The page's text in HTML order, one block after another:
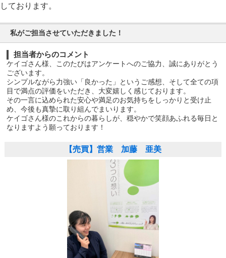
しております。
私がご担当させていただきました！
担当者からのコメント
ケイゴさん様、このたびはアンケートへのご協力、誠にありがとう
ございます。
シンプルながら力強い「良かった」というご感想、そして全ての項
目で満点の評価をいただき、大変嬉しく感じております。
その一言に込められた安心や満足のお気持ちをしっかりと受け止
め、今後も真摯に取り組んでまいります。
ケイゴさん様のこれからの暮らしが、穏やかで笑顔あふれる毎日と
なりますよう願っております！
【売買】営業 加藤 亜美